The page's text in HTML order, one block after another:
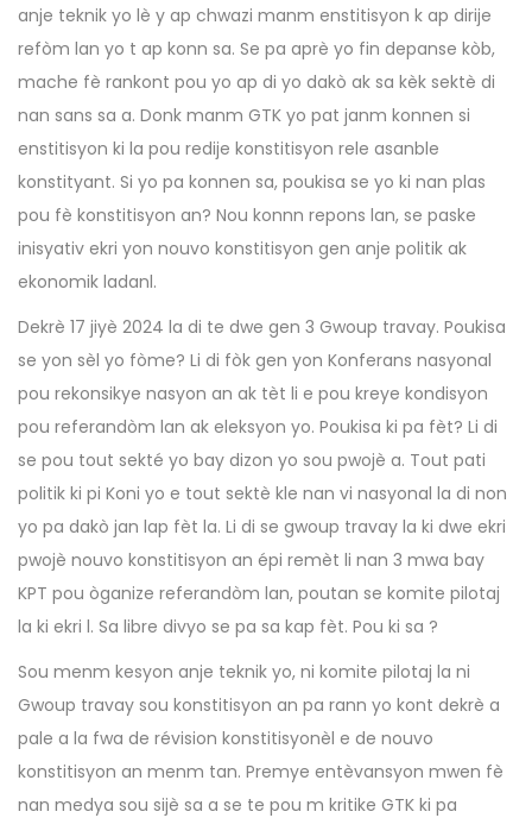
anje teknik yo lè y ap chwazi manm enstitisyon k ap dirije
refòm lan yo t ap konn sa. Se pa aprè yo fin depanse kòb,
mache fè rankont pou yo ap di yo dakò ak sa kèk sektè di
nan sans sa a. Donk manm GTK yo pat janm konnen si
enstitisyon ki la pou redije konstitisyon rele asanble
konstityant. Si yo pa konnen sa, poukisa se yo ki nan plas
pou fè konstitisyon an? Nou konnn repons lan, se paske
inisyativ ekri yon nouvo konstitisyon gen anje politik ak
ekonomik ladanl.
Dekrè 17 jiyè 2024 la di te dwe gen 3 Gwoup travay. Poukisa
se yon sèl yo fòme? Li di fòk gen yon Konferans nasyonal
pou rekonsikye nasyon an ak tèt li e pou kreye kondisyon
pou referandòm lan ak eleksyon yo. Poukisa ki pa fèt? Li di
se pou tout sekté yo bay dizon yo sou pwojè a. Tout pati
politik ki pi Koni yo e tout sektè kle nan vi nasyonal la di non
yo pa dakò jan lap fèt la. Li di se gwoup travay la ki dwe ekri
pwojè nouvo konstitisyon an épi remèt li nan 3 mwa bay
KPT pou òganize referandòm lan, poutan se komite pilotaj
la ki ekri l. Sa libre divyo se pa sa kap fèt. Pou ki sa ?
Sou menm kesyon anje teknik yo, ni komite pilotaj la ni
Gwoup travay sou konstitisyon an pa rann yo kont dekrè a
pale a la fwa de révision konstitisyonèl e de nouvo
konstitisyon an menm tan. Premye entèvansyon mwen fè
nan medya sou sijè sa a se te pou m kritike GTK ki pa